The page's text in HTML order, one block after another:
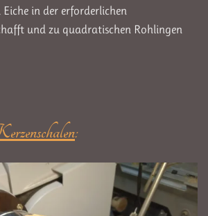
in der erforderlichen
und zu quadratischen Rohlingen
: